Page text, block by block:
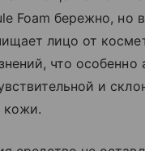
Foam бережно, но
лицо от
что особенно
и
кожи.